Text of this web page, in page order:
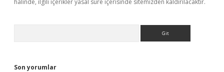
halinde, ilgili içerikler yasal süre içerisinde sitemizden kaldırılacaktır.
Son yorumlar